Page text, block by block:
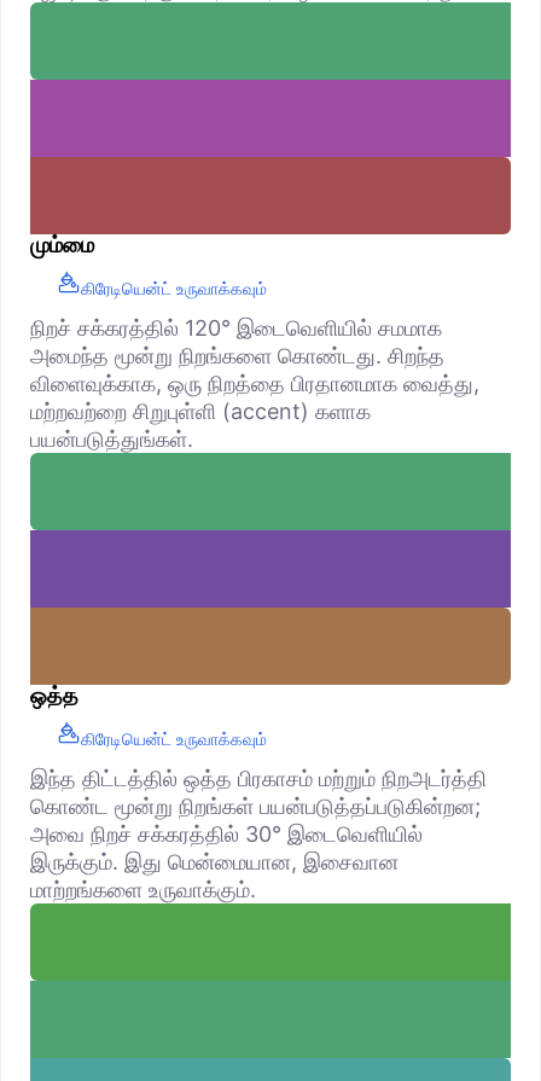
மும்மை
கிரேடியென்ட் உருவாக்கவும்
நிறச் சக்கரத்தில் 120° இடைவெளியில் சமமாக
அமைந்த மூன்று நிறங்களை கொண்டது. சிறந்த
விளைவுக்காக, ஒரு நிறத்தை பிரதானமாக வைத்து,
மற்றவற்றை சிறுபுள்ளி (accent) களாக
பயன்படுத்துங்கள்.
ஒத்த
கிரேடியென்ட் உருவாக்கவும்
இந்த திட்டத்தில் ஒத்த பிரகாசம் மற்றும் நிறஅடர்த்தி
கொண்ட மூன்று நிறங்கள் பயன்படுத்தப்படுகின்றன;
அவை நிறச் சக்கரத்தில் 30° இடைவெளியில்
இருக்கும். இது மென்மையான, இசைவான
மாற்றங்களை உருவாக்கும்.